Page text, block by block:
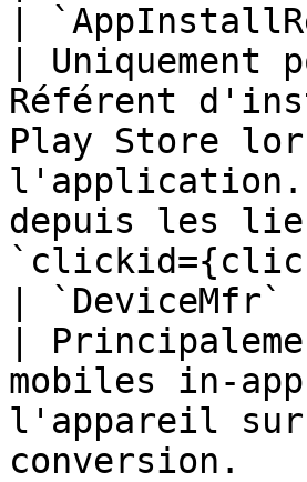
|
| Uniquement
Référent
Play Store
l'application.
depuis les
|
|
mobiles in-
l'appareil
conversion.